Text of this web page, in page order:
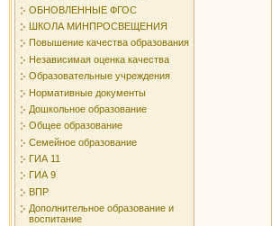
ОБНОВЛЕННЫЕ ФГОС
ШКОЛА МИНПРОСВЕЩЕНИЯ
Повышение качества образования
Независимая оценка качества
Образовательные учреждения
Нормативные документы
Дошкольное образование
Общее образование
Семейное образование
ГИА 11
ГИА 9
ВПР
Дополнительное образование и
воспитание